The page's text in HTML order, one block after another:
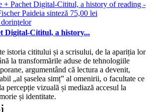
Digital-Cititul, a history...
istoria cititului și a scrisului, de la apariția lor
la transformările aduse de tehnologiile
argumentând că lectura a devenit,
„al șaselea simț” al omenirii, o facultate ce
percepție vizuală și mediază accesul la
și identitate.